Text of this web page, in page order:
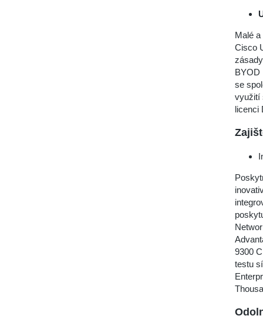
Malé
Cisco
BYOD
se
využití
licenci
9300
testu